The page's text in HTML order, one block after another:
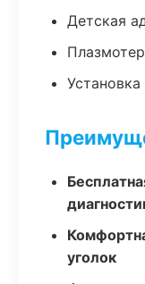
Детская
уголок